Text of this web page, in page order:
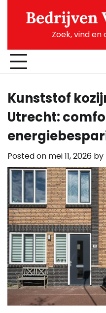
Bedrijven
Zoek, vind
Kunststof
Utrecht:
Posted on mei 11, 2026 by